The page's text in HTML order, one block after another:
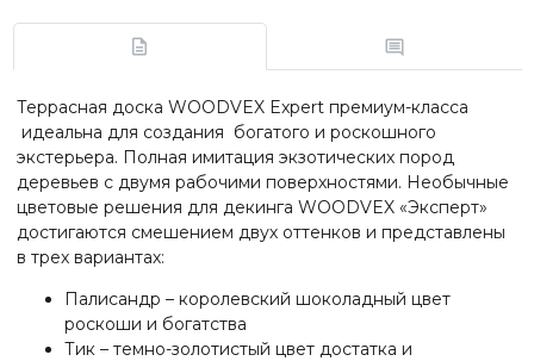
Террасная доска WOODVEX Expert премиум-класса
идеальна для создания богатого и роскошного
экстерьера. Полная имитация экзотических пород
деревьев с двумя рабочими поверхностями. Необычные
цветовые решения для декинга WOODVEX «Эксперт»
достигаются смешением двух оттенков и представлены
в трех вариантах:
Палисандр – королевский шоколадный цвет
роскоши и богатства
Тик – темно-золотистый цвет достатка и